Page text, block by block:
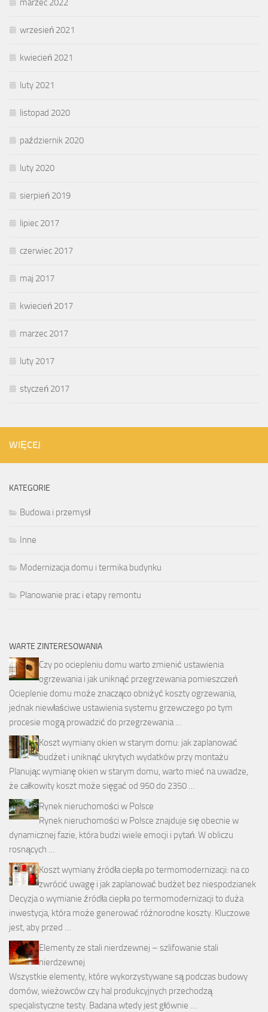
marzec 2022
wrzesień 2021
kwiecień 2021
luty 2021
listopad 2020
październik 2020
luty 2020
sierpień 2019
lipiec 2017
czerwiec 2017
maj 2017
kwiecień 2017
marzec 2017
luty 2017
styczeń 2017
WIĘCEJ
KATEGORIE
Budowa i przemysł
Inne
Modernizacja domu i termika budynku
Planowanie prac i etapy remontu
WARTE ZINTERESOWANIA
Czy po ociepleniu domu warto zmienić ustawienia
ogrzewania i jak uniknąć przegrzewania pomieszczeń
Ocieplenie domu może znacząco obniżyć koszty ogrzewania,
jednak niewłaściwe ustawienia systemu grzewczego po tym
procesie mogą prowadzić do przegrzewania …
Koszt wymiany okien w starym domu: jak zaplanować
budżet i uniknąć ukrytych wydatków przy montażu
Planując wymianę okien w starym domu, warto mieć na uwadze,
że całkowity koszt może sięgać od 950 do 2350 …
Rynek nieruchomości w Polsce
Rynek nieruchomości w Polsce znajduje się obecnie w
dynamicznej fazie, która budzi wiele emocji i pytań. W obliczu
rosnących …
Koszt wymiany źródła ciepła po termomodernizacji: na co
zwrócić uwagę i jak zaplanować budżet bez niespodzianek
Decyzja o wymianie źródła ciepła po termomodernizacji to duża
inwestycja, która może generować różnorodne koszty. Kluczowe
jest, aby przed …
Elementy ze stali nierdzewnej – szlifowanie stali
nierdzewnej
Wszystkie elementy, które wykorzystywane są podczas budowy
domów, wieżowców czy hal produkcyjnych przechodzą
specjalistyczne testy. Badana wtedy jest głównie …